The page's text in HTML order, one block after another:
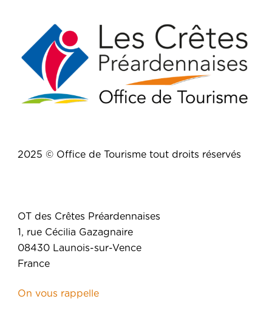
2025 © Office de Tourisme tout droits réservés
OT des Crêtes Préardennaises
1, rue Cécilia Gazagnaire
08430 Launois-sur-Vence
France
On vous rappelle